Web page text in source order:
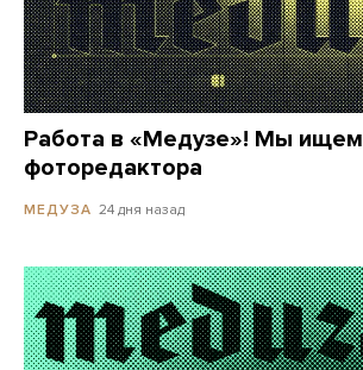
Работа в «Медузе»! Мы ищем
фоторедактора
МЕДУЗА 24 дня назад